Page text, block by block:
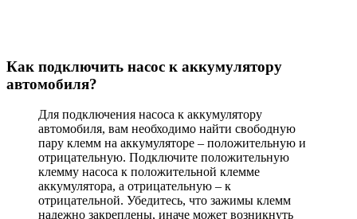
Как подключить насос к аккумулятору
автомобиля?
Для подключения насоса к аккумулятору
автомобиля, вам необходимо найти свободную
пару клемм на аккумуляторе – положительную и
отрицательную. Подключите положительную
клемму насоса к положительной клемме
аккумулятора, а отрицательную – к
отрицательной. Убедитесь, что зажимы клемм
надежно закреплены, иначе может возникнуть